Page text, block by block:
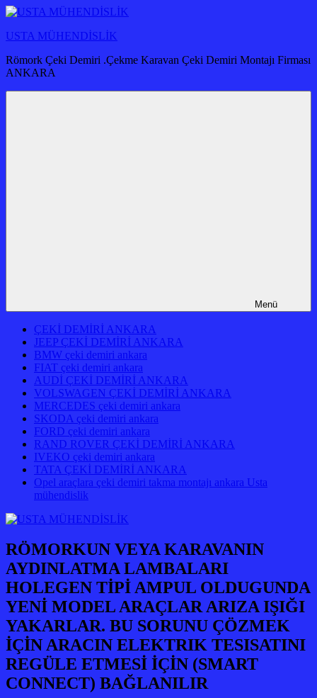
İçeriğe
USTA MÜHENDİSLİK
Römork Çeki Demiri .Çekme Karavan Çeki Demiri Montajı Firması
ANKARA
Menü
ÇEKİ DEMİRİ ANKARA
JEEP ÇEKİ DEMİRİ ANKARA
BMW çeki demiri ankara
FIAT çeki demiri ankara
AUDİ ÇEKİ DEMİRİ ANKARA
VOLSWAGEN ÇEKİ DEMİRİ ANKARA
MERCEDES çeki demiri ankara
SKODA çeki demiri ankara
FORD çeki demiri ankara
RAND ROVER ÇEKİ DEMİRİ ANKARA
IVEKO çeki demiri ankara
TATA ÇEKİ DEMİRİ ANKARA
Opel araçlara çeki demiri takma montajı ankara Usta
mühendislik
RÖMORKUN VEYA KARAVANIN
AYDINLATMA LAMBALARI
HOLEGEN TİPİ AMPUL OLDUGUNDA
YENİ MODEL ARAÇLAR ARIZA IŞIĞI
YAKARLAR. BU SORUNU ÇÖZMEK
İÇİN ARACIN ELEKTRIK TESISATINI
REGÜLE ETMESİ İÇİN (SMART
CONNECT) BAĞLANILIR